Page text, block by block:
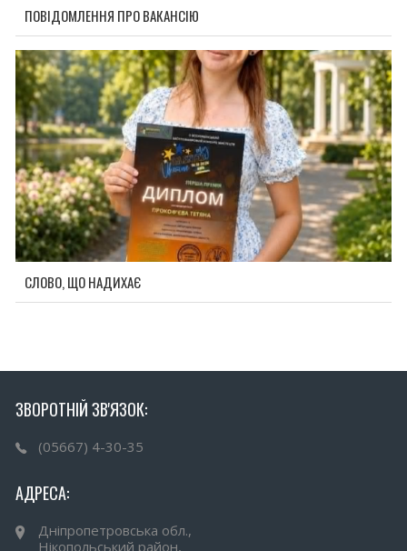
ПОВІДОМЛЕННЯ ПРО ВАКАНСІЮ
СЛОВО, ЩО НАДИХАЄ
ЗВОРОТНІЙ ЗВ'ЯЗОК:
(05667) 4-30-35
АДРЕСА:
Дніпропетровська обл.,
Нікопольський район,